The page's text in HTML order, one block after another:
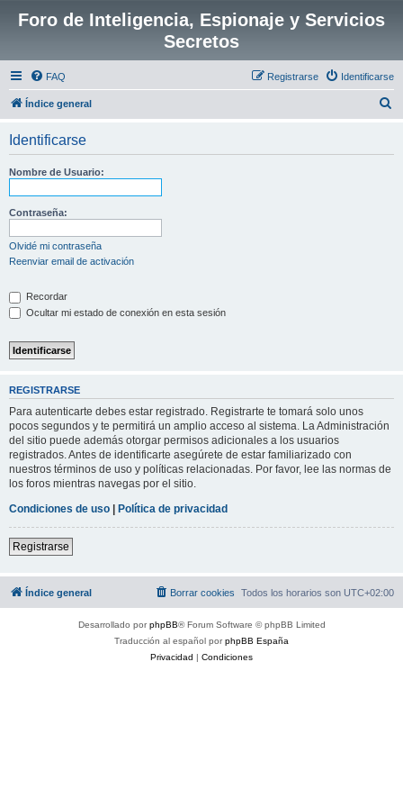
Foro de Inteligencia, Espionaje y Servicios
Secretos
FAQ Identificarse
Registrarse
Índice general
Identificarse
Nombre de Usuario:
Contraseña:
Olvidé mi contraseña
Reenviar email de activación
Recordar
Ocultar mi estado de conexión en esta sesión
REGISTRARSE
Para autenticarte debes estar registrado. Registrarte te tomará solo unos
pocos segundos y te permitirá un amplio acceso al sistema. La Administración
del sitio puede además otorgar permisos adicionales a los usuarios
registrados. Antes de identificarte asegúrete de estar familiarizado con
nuestros términos de uso y políticas relacionadas. Por favor, lee las normas de
los foros mientras navegas por el sitio.
Condiciones de uso | Política de privacidad
Registrarse
Índice general Todos los horarios son UTC+02:00
Borrar cookies
Desarrollado porphpBB® Forum Software © phpBB Limited
Traducción al español porphpBB España
Privacidad | Condiciones